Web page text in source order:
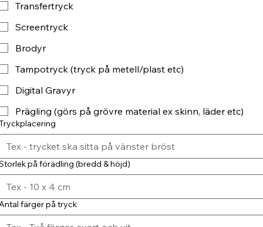
Transfertryck
Screentryck
Brodyr
Tampotryck (tryck på metell/plast etc)
Digital Gravyr
Prägling (görs på grövre material ex skinn, läder etc)
på förädling (bredd & höjd)
färger på tryck